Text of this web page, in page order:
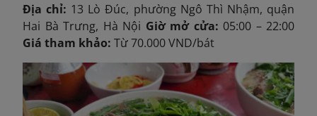
Địa chỉ: 13 Lò Đúc, phường Ngô Thì Nhậm, quận
Hai Bà Trưng, Hà Nội Giờ mở cửa: 05:00 – 22:00
Giá tham khảo: Từ 70.000 VND/bát